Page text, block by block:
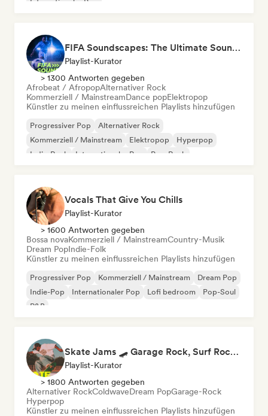
Internationaler Pop
FIFA Soundscapes: The Ultimate Soundtrack ⚽️ Festival Indie, Electropop & Dance Anthems
Playlist-Kurator
> 1300 Antworten gegeben
Afrobeat / AfropopAlternativer Rock
Kommerziell / MainstreamDance popElektropop
Künstler zu meinen einflussreichen Playlists hinzufügen
Progressiver Pop
Alternativer Rock
Kommerziell / Mainstream
Elektropop
Hyperpop
Indie-Rock
Internationaler Pop Pop-Rock
Vocals That Give You Chills
Playlist-Kurator
> 1600 Antworten gegeben
Bossa novaKommerziell / MainstreamCountry-Musik
Dream PopIndie-Folk
Künstler zu meinen einflussreichen Playlists hinzufügen
Progressiver Pop Kommerziell / Mainstream
Dream Pop
Indie-Pop
Internationaler Pop Lofi bedroom
Pop-Soul
R&B
Skate Jams 🛹 Garage Rock, Surf Rock & Neo-Psych
Playlist-Kurator
> 1800 Antworten gegeben
Alternativer RockColdwaveDream PopGarage-Rock
Hyperpop
Künstler zu meinen einflussreichen Playlists hinzufügen